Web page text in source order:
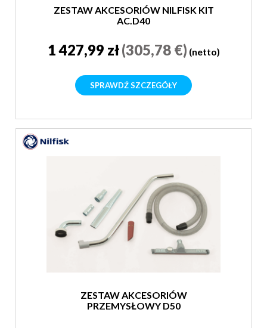
ZESTAW AKCESORIÓW NILFISK KIT
AC.D40
1 427,99 zł(305,78 €) (netto)
SPRAWDŹ SZCZEGÓŁY
ZESTAW AKCESORIÓW
PRZEMYSŁOWY D50